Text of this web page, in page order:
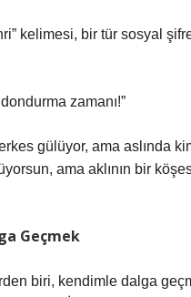
kelimesi, bir tür sosyal
zamanı!”
gülüyor, ama aslında
ama aklının bir
Geçmek
biri, kendimle dalga